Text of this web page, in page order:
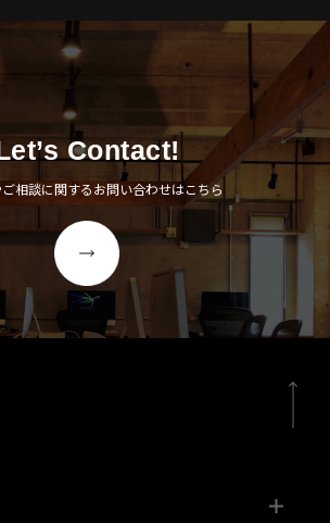
Contact!
相談に関するお問い合わせはこちら